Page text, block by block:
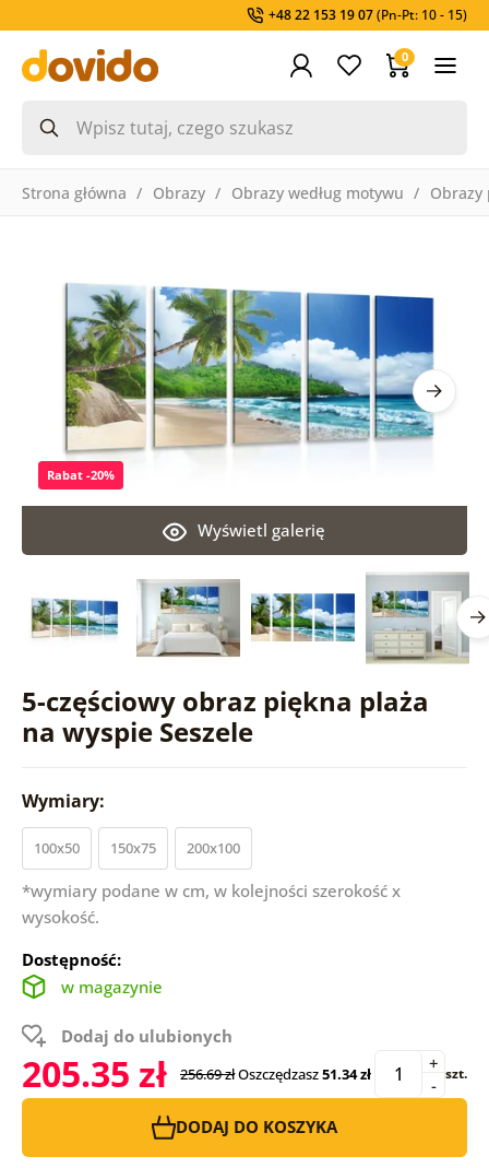
+48 22 153 19 07(Pn-Pt: 10 - 15)
0
Strona główna Obrazy Obrazy według motywu Obrazy
5-częściowy obraz piękna plaża
na wyspie Seszele
Wyświetl galerię
Rabat -20%
Wymiary:
100x50 150x75 200x100
*wymiary podane w cm, w kolejności szerokość x
wysokość.
Dostępność:
w magazynie
Dodaj do ulubionych
205.35 zł 256.69 złOszczędzasz51.34 zł -
+ szt.
DODAJ DO KOSZYKA